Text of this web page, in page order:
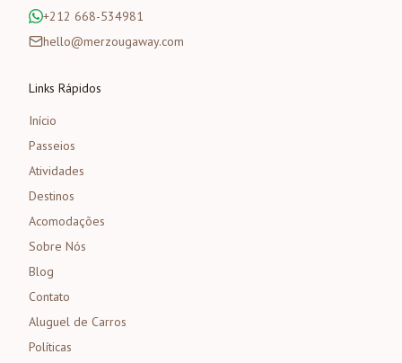
+212 668-534981
hello@merzougaway.com
Links Rápidos
Início
Passeios
Atividades
Destinos
Acomodações
Sobre Nós
Blog
Contato
Aluguel de Carros
Políticas